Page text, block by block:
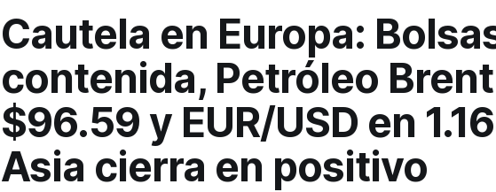
Cautela en Europa:
contenida, Petróleo
$96.59 y EUR/USD en
Asia cierra en positivo